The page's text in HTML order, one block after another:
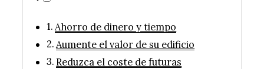
Ahorro de dinero y tiempo
Aumente el valor de su edificio
Reduzca el coste de futuras